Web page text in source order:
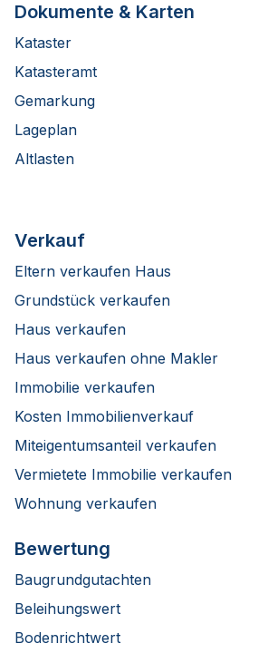
Dokumente & Karten
Kataster
Katasteramt
Gemarkung
Lageplan
Altlasten
Verkauf
Eltern verkaufen Haus
Grundstück verkaufen
Haus verkaufen
Haus verkaufen ohne Makler
Immobilie verkaufen
Kosten Immobilienverkauf
Miteigentumsanteil verkaufen
Vermietete Immobilie verkaufen
Wohnung verkaufen
Bewertung
Baugrundgutachten
Beleihungswert
Bodenrichtwert